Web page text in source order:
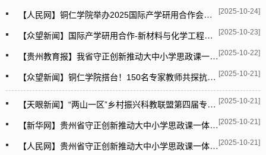
[2025-10-24]
【人民网】铜仁学院举办2025国际产学研用合作会议—新材料与化学工程论坛
[2025-10-23]
【众望新闻】国际产学研用合作-新材料与化学工程论坛在铜仁学院举行
[2025-10-22]
【贵州教育报】我省守正创新推动大中小学思政课一体化建设 专家学者和教师代表集体备课
[2025-10-21]
【众望新闻】铜仁学院搭台！150名专家教师共探抗战精神融入思政课一体化路径
[2025-10-21]
【天眼新闻】“两山一区”乡村振兴科教联盟第四届专家论坛在铜仁学院举行
[2025-10-21]
【新华网】贵州省守正创新推动大中小学思政课一体化建设交流活动在铜仁学院举办
[2025-10-21]
【人民网】贵州省守正创新推动大中小学思政课一体化建设交流暨抗战精神融入大中小学思政课教学集体备课活动在铜仁学院举行